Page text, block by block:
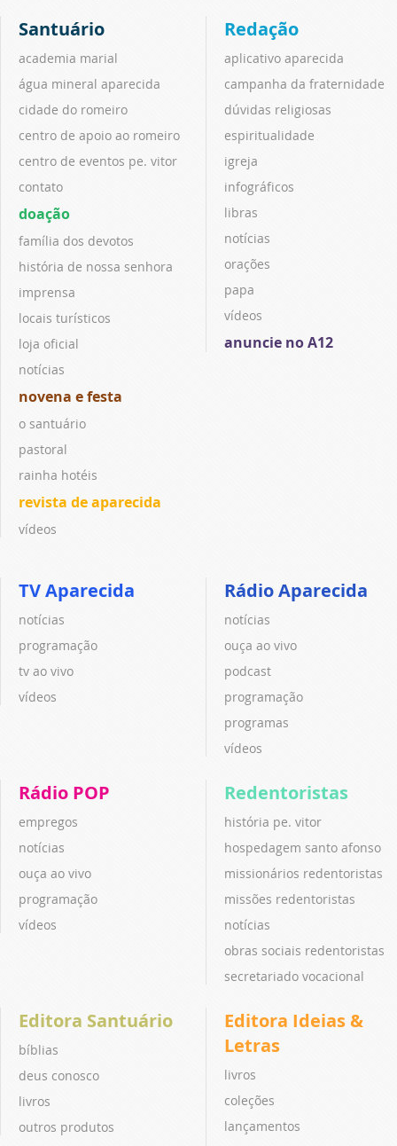
Santuário
academia marial
água mineral aparecida
cidade do romeiro
centro de apoio ao romeiro
centro de eventos pe. vitor
contato
doação
família dos devotos
história de nossa senhora
imprensa
locais turísticos
loja oficial
notícias
novena e festa
o santuário
pastoral
rainha hotéis
revista de aparecida
vídeos
Redação
aplicativo aparecida
campanha da fraternidade
dúvidas religiosas
espiritualidade
igreja
infográficos
libras
notícias
orações
papa
vídeos
anuncie no A12
TV Aparecida
notícias
programação
tv ao vivo
vídeos
Rádio Aparecida
notícias
ouça ao vivo
podcast
programação
programas
vídeos
Rádio POP
empregos
notícias
ouça ao vivo
programação
vídeos
Redentoristas
história pe. vitor
hospedagem santo afonso
missionários redentoristas
missões redentoristas
notícias
obras sociais redentoristas
secretariado vocacional
Editora Santuário
bíblias
deus conosco
livros
outros produtos
Editora Ideias &
Letras
livros
coleções
lançamentos